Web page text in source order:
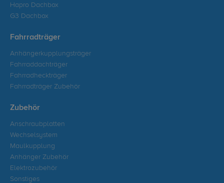
Hapro Dachbox
G3 Dachbox
Fahrradträger
Anhängerkupplungsträger
Fahrraddachträger
Fahrradheckträger
Fahrradträger Zubehör
Zubehör
Anschraubplatten
Wechselsystem
Maulkupplung
Anhänger Zubehör
Elektrozubehör
Sonstiges